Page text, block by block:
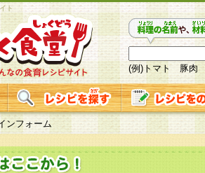
ト
(例)トマト 豚肉
ンフォーム